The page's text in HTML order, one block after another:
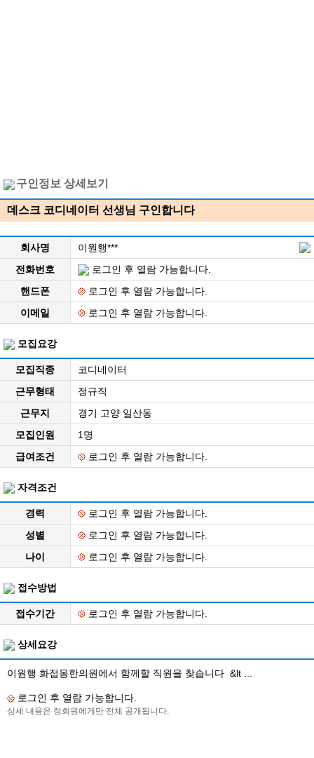
구인정보 상세보기
데스크 코디네이터 선생님 구인합니다
회사명
이원행***
전화번호
로그인 후 열람 가능합니다.
핸드폰
로그인 후 열람 가능합니다.
이메일
로그인 후 열람 가능합니다.
모집요강
모집직종
코디네이터
근무형태
정규직
근무지
경기 고양 일산동
모집인원
1명
급여조건
로그인 후 열람 가능합니다.
자격조건
경력
로그인 후 열람 가능합니다.
성별
로그인 후 열람 가능합니다.
나이
로그인 후 열람 가능합니다.
접수방법
접수기간 로그인 후 열람 가능합니다.
상세요강
이원행 화접몽한의원에서 함께할 직원을 찾습니다 &lt ...
로그인 후 열람 가능합니다.
상세 내용은 정회원에게만 전체 공개됩니다.